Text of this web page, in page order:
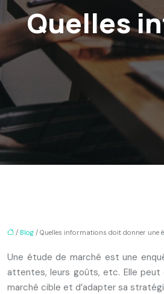
Quelles
/ Blog / Quelles informations doit donner une
Une étude de marché est une
attentes, leurs goûts, etc. Elle peut
marché cible et d’adapter sa